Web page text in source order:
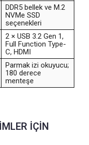
DDR5 bellek ve M.2
NVMe SSD
seçenekleri
2 × USB 3.2 Gen 1,
Full Function Type-
C, HDMI
Parmak izi okuyucu;
180 derece
menteşe
İÇİN